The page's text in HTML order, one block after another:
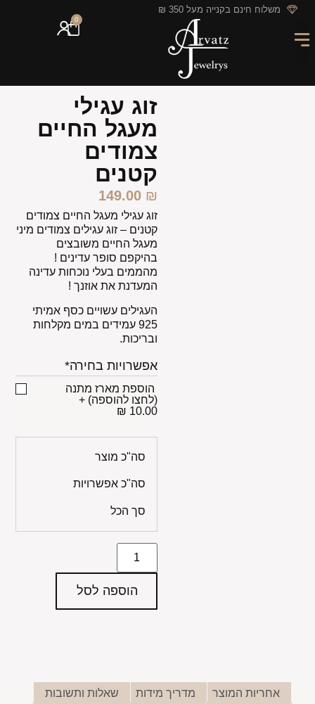
לתוכן משלוח חינם בקנייה מעל 350 ₪
0
זוג עגילי
מעגל החיים
צמודים
קטנים
149.00 ₪
זוג עגילי מעגל החיים צמודים
קטנים – זוג עגילים צמודים מיני
מעגל החיים משובצים
בהיקפם סופר עדינים !
מהממים בעלי נוכחות עדינה
המעדנת את אוזנך !
העגילים עשויים כסף אמיתי
925 עמידים במים מקלחות
ובריכות.
אפשרויות בחירה*
הוספת מארז מתנה
(לחצו להוספה) +
10.00 ₪
סה"כ מוצר
סה"כ אפשרויות
סך הכל
הוספה לסל
אחריות המוצר מדריך מידות
שאלות ותשובות